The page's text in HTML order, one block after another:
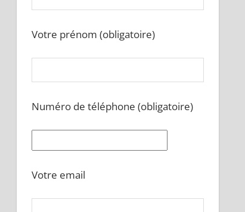
Votre prénom (obligatoire)
Numéro de téléphone (obligatoire)
Votre email